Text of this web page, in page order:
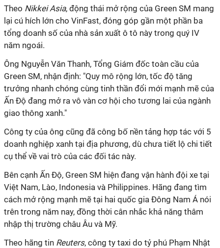
Theo Nikkei Asia, động thái mở rộng của Green SM mang
lại cú hích lớn cho VinFast, đóng góp gần một phần ba
tổng doanh số của nhà sản xuất ô tô này trong quý IV
năm ngoái.
Ông Nguyễn Văn Thanh, Tổng Giám đốc toàn cầu của
Green SM, nhận định: "Quy mô rộng lớn, tốc độ tăng
trưởng nhanh chóng cùng tinh thần đổi mới mạnh mẽ của
Ấn Độ đang mở ra vô vàn cơ hội cho tương lai của ngành
giao thông xanh."
Công ty của ông cũng đã công bố nền tảng hợp tác với 5
doanh nghiệp xanh tại địa phương, dù chưa tiết lộ chi tiết
cụ thể về vai trò của các đối tác này.
Bên cạnh Ấn Độ, Green SM hiện đang vận hành đội xe tại
Việt Nam, Lào, Indonesia và Philippines. Hãng đang tìm
cách mở rộng mạnh mẽ tại hai quốc gia Đông Nam Á nói
trên trong năm nay, đồng thời cân nhắc khả năng thâm
nhập thị trường châu Âu và Mỹ.
Theo hãng tin Reuters, công ty taxi do tỷ phú Phạm Nhật